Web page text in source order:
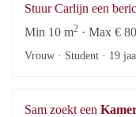
Stuur Carlijn een
Min 10 m2 · Max €
Vrouw · Student · 19
Sam zoekt een